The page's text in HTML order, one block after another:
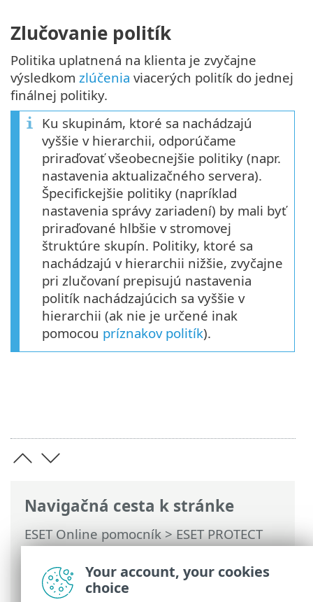
Navigačná cesta k stránke
ESET Online pomocník>ESET PROTECT
On-Prem>Používanie ESET PROTECT On-
Prem>Hlavné menu ESET PROTECT On-
Prem> Politiky
Zlučovanie politík
Politika uplatnená na klienta je zvyčajne
výsledkom zlúčenia viacerých politík do jednej
finálnej politiky.
Ku skupinám, ktoré sa nachádzajú
vyššie v hierarchii, odporúčame
priraďovať všeobecnejšie politiky (napr.
nastavenia aktualizačného servera).
Špecifickejšie politiky (napríklad
nastavenia správy zariadení) by mali byť
priraďované hlbšie v stromovej
štruktúre skupín. Politiky, ktoré sa
nachádzajú v hierarchii nižšie, zvyčajne
pri zlučovaní prepisujú nastavenia
politík nachádzajúcich sa vyššie v
hierarchii (ak nie je určené inak
pomocou príznakov politík).
Your account, your cookies
choice